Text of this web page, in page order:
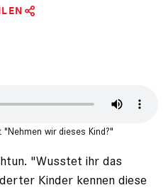
wir dieses Kind?"
"Wusstet ihr das
Kinder ­kennen diese